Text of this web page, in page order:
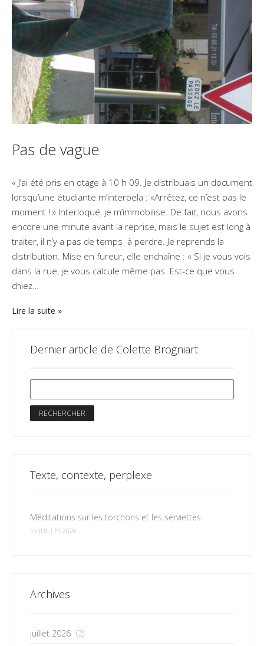
Pas de vague
« J’ai été pris en otage à 10 h 09. Je distribuais un document
lorsqu’une étudiante m’interpela : «Arrêtez, ce n’est pas le
moment ! » Interloqué, je m’immobilise. De fait, nous avons
encore une minute avant la reprise, mais le sujet est long à
traiter, il n’y a pas de temps à perdre. Je reprends la
distribution. Mise en fureur, elle enchaîne : « Si je vous vois
dans la rue, je vous calcule même pas. Est-ce que vous
chiez…
Lire la suite
Dernier article de Colette Brogniart
Texte, contexte, perplexe
Méditations sur les torchons et les serviettes
19 JUILLET 2026
Archives
juillet 2026 (2)